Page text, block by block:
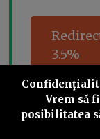
3.5%
Vrem să
posibilitatea